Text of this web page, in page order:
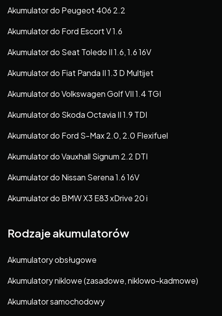
Akumulator do Peugeot 406 2.2
Akumulator do Ford Escort V 1.6
Akumulator do Seat Toledo II 1.6, 1.6 16V
Akumulator do Fiat Panda II 1.3 D Multijet
Akumulator do Volkswagen Golf VII 1.4 TGI
Akumulator do Skoda Octavia II 1.9 TDI
Akumulator do Ford S-Max 2.0, 2.0 Flexifuel
Akumulator do Vauxhall Signum 2.2 DTI
Akumulator do Nissan Serena 1.6 16V
Akumulator do BMW X3 E83 xDrive 20 i
Rodzaje akumulatorów
Akumulatory obsługowe
Akumulatory niklowe (zasadowe, niklowo-kadmowe)
Akumulator samochodowy